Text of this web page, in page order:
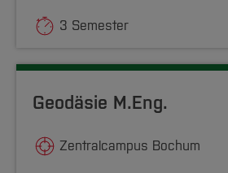
3 Semester
Geodäsie M.Eng.
Zentralcampus Bochum